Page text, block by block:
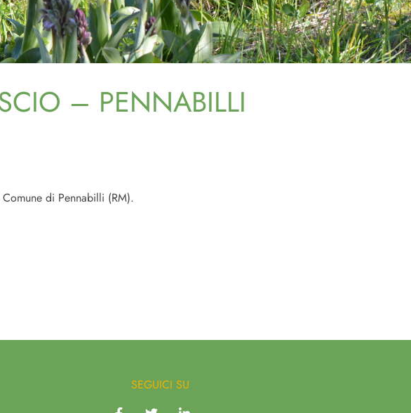
– PENNABILLI
di Pennabilli (RM).
SEGUICI SU